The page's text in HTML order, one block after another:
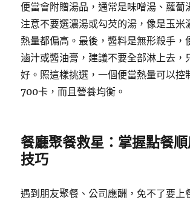
便當會附贈湯品，通常是味噌湯、蘿蔔
注意不要選濃湯或勾芡的湯，像是玉米
熱量都偏高。最後，醬料是無形殺手，
滷汁或醬油膏，建議不要全部淋上去，
好。照這樣挑選，一個便當熱量可以
700卡，而且營養均衡。
餐廳聚餐救星：掌握點餐
技巧
遇到朋友聚餐、公司應酬，免不了要上